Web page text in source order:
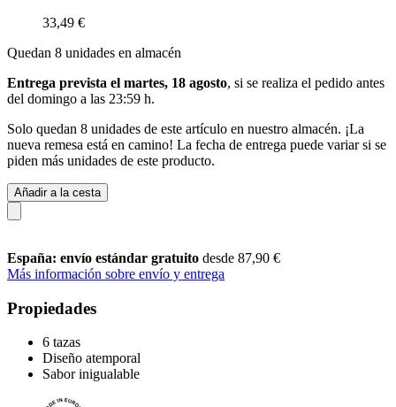
33,49 €
Quedan 8 unidades en almacén
Entrega prevista el martes, 18 agosto, si se realiza el pedido antes
del domingo a las 23:59 h.
Solo quedan 8 unidades de este artículo en nuestro almacén. ¡La
nueva remesa está en camino! La fecha de entrega puede variar si se
piden más unidades de este producto.
Añadir a la cesta
España: envío estándar gratuito desde 87,90 €
Más información sobre envío y entrega
Propiedades
6 tazas
Diseño atemporal
Sabor inigualable